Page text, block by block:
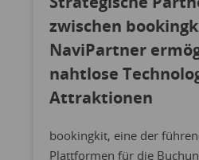
zwischen
NaviPartner
nahtlose
Attraktionen
bookingkit, eine der
Plattformen für die